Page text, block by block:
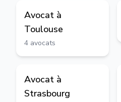
Avocat à
Toulouse
4 avocats
Avocat à
Strasbourg